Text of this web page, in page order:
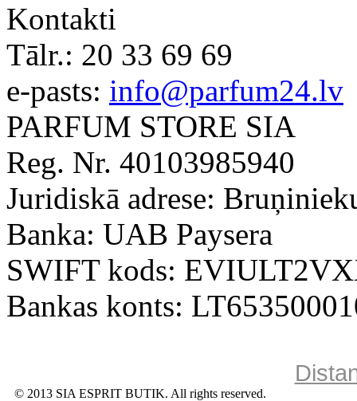
Kontakti
Tālr.: 20 33 69 69
e-pasts: info@parfum24.lv
PARFUM STORE SIA
Reg. Nr. 40103985940
Juridiskā adrese:
Banka: UAB Paysera
SWIFT kods:
Bankas konts:
© 2013 SIA ESPRIT BUTIK. All rights reserved.